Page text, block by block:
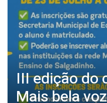
III edição do
Mais bela